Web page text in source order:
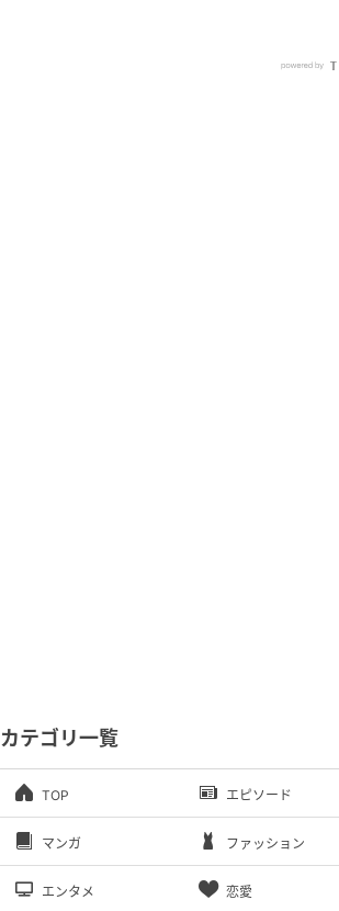
カテゴリ一覧
TOP エピソード
マンガ ファッション
エンタメ 恋愛